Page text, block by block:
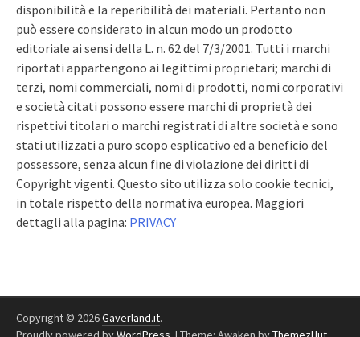
disponibilità e la reperibilità dei materiali. Pertanto non
può essere considerato in alcun modo un prodotto
editoriale ai sensi della L. n. 62 del 7/3/2001. Tutti i marchi
riportati appartengono ai legittimi proprietari; marchi di
terzi, nomi commerciali, nomi di prodotti, nomi corporativi
e società citati possono essere marchi di proprietà dei
rispettivi titolari o marchi registrati di altre società e sono
stati utilizzati a puro scopo esplicativo ed a beneficio del
possessore, senza alcun fine di violazione dei diritti di
Copyright vigenti. Questo sito utilizza solo cookie tecnici,
in totale rispetto della normativa europea. Maggiori
dettagli alla pagina: PRIVACY
Copyright © 2026Gaverland.it.